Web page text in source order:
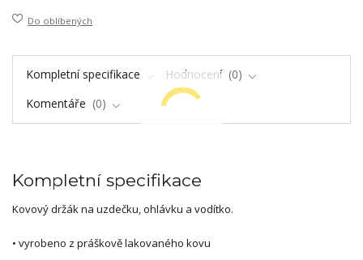
Do oblíbených
Kompletní specifikace Hodnocení
0
Komentáře
0
Kompletní specifikace
Kovový držák na uzdečku, ohlávku a vodítko.
• vyrobeno z práškově lakovaného kovu